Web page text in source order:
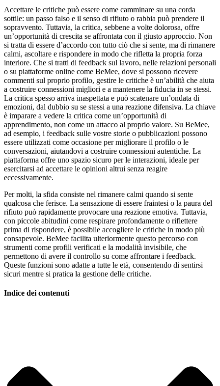
Accettare le critiche può essere come camminare su una corda
sottile: un passo falso e il senso di rifiuto o rabbia può prendere il
sopravvento. Tuttavia, la critica, sebbene a volte dolorosa, offre
un’opportunità di crescita se affrontata con il giusto approccio. Non
si tratta di essere d’accordo con tutto ciò che si sente, ma di rimanere
calmi, ascoltare e rispondere in modo che rifletta la propria forza
interiore. Che si tratti di feedback sul lavoro, nelle relazioni personali
o su piattaforme online come BeMee, dove si possono ricevere
commenti sul proprio profilo, gestire le critiche è un’abilità che aiuta
a costruire connessioni migliori e a mantenere la fiducia in se stessi.
La critica spesso arriva inaspettata e può scatenare un’ondata di
emozioni, dal dubbio su se stessi a una reazione difensiva. La chiave
è imparare a vedere la critica come un’opportunità di
apprendimento, non come un attacco al proprio valore. Su BeMee,
ad esempio, i feedback sulle vostre storie o pubblicazioni possono
essere utilizzati come occasione per migliorare il profilo o le
conversazioni, aiutandovi a costruire connessioni autentiche. La
piattaforma offre uno spazio sicuro per le interazioni, ideale per
esercitarsi ad accettare le opinioni altrui senza reagire
eccessivamente.
Per molti, la sfida consiste nel rimanere calmi quando si sente
qualcosa che ferisce. La sensazione di essere fraintesi o la paura del
rifiuto può rapidamente provocare una reazione emotiva. Tuttavia,
con piccole abitudini come respirare profondamente o riflettere
prima di rispondere, è possibile accogliere le critiche in modo più
consapevole. BeMee facilita ulteriormente questo percorso con
strumenti come profili verificati e la modalità invisibile, che
permettono di avere il controllo su come affrontare i feedback.
Queste funzioni sono adatte a tutte le età, consentendo di sentirsi
sicuri mentre si pratica la gestione delle critiche.
Indice dei contenuti